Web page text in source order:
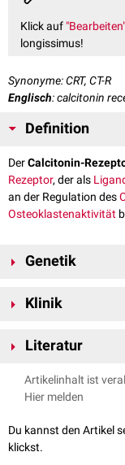
Klick auf "Bearbeiten"
longissimus!
Synonyme: CRT, CT-R
Englisch: calcitonin
Definition
DerCalcitonin-
Rezeptor, der als
an der Regulation des
Osteoklastenaktivität
Genetik
auf
Chromosom 7
Klinik
Literatur
Artikelinhalt ist
Hier melden
Du kannst den Artikel
klickst.